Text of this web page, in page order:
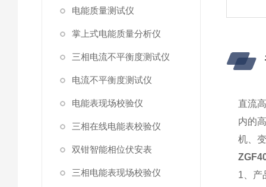
电能质量测试仪
掌上式电能质量分析仪
三相电流不平衡度测试仪
电流不平衡度测试仪
电能表现场校验仪
三相在线电能表校验仪
双钳智能相位伏安表
三相电能表现场校验仪
直流
内的
机、
1、产